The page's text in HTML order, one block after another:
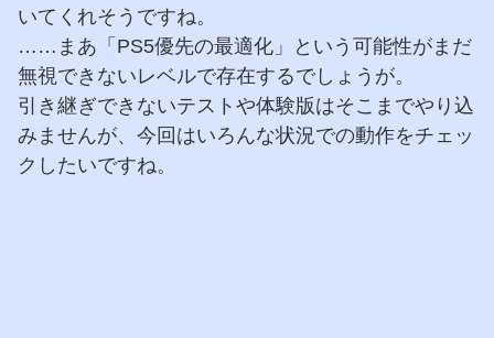
いてくれそうですね。
……まあ「PS5優先の最適化」という可能性がまだ
無視できないレベルで存在するでしょうが。
引き継ぎできないテストや体験版はそこまでやり込
みませんが、今回はいろんな状況での動作をチェッ
クしたいですね。